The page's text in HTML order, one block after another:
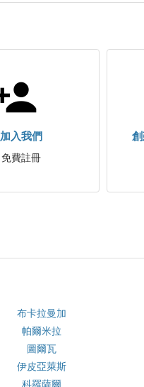
加入我們
免費註冊
布卡拉曼加
帕爾米拉
圖爾瓦
伊皮亞萊斯
科羅薩爾